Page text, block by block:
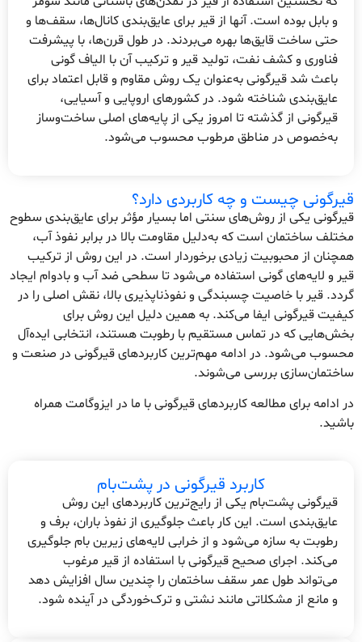
و بابل بوده است. آنها از قیر برای عایق‌بندی کانال‌ها، سقف‌ها و
حتی ساخت قایق‌ها بهره می‌بردند. در طول قرن‌ها، با پیشرفت
فناوری و کشف نفت، تولید قیر و ترکیب آن با الیاف گونی
باعث شد قیرگونی به‌عنوان یک روش مقاوم و قابل اعتماد برای
عایق‌بندی شناخته شود. در کشورهای اروپایی و آسیایی،
قیرگونی از گذشته تا امروز یکی از پایه‌های اصلی ساخت‌وساز
به‌خصوص در مناطق مرطوب محسوب می‌شود.
قیرگونی چیست و چه کاربردی دارد؟
قیرگونی یکی از روش‌های سنتی اما بسیار مؤثر برای عایق‌بندی سطوح
مختلف ساختمان است که به‌دلیل مقاومت بالا در برابر نفوذ آب،
همچنان از محبوبیت زیادی برخوردار است. در این روش از ترکیب
قیر و لایه‌های گونی استفاده می‌شود تا سطحی ضد آب و بادوام ایجاد
گردد. قیر با خاصیت چسبندگی و نفوذناپذیری بالا، نقش اصلی را در
کیفیت قیرگونی ایفا می‌کند. به همین دلیل این روش برای
بخش‌هایی که در تماس مستقیم با رطوبت هستند، انتخابی ایده‌آل
محسوب می‌شود. در ادامه مهم‌ترین کاربردهای قیرگونی در صنعت و
ساختمان‌سازی بررسی می‌شوند.
در ادامه برای مطالعه کاربردهای قیرگونی با ما در ایزوگامت همراه
باشید.
کاربرد قیرگونی در پشت‌بام
قیرگونی پشت‌بام یکی از رایج‌ترین کاربردهای این روش
عایق‌بندی است. این کار باعث جلوگیری از نفوذ باران، برف و
رطوبت به سازه می‌شود و از خرابی لایه‌های زیرین بام جلوگیری
می‌کند. اجرای صحیح قیرگونی با استفاده از قیر مرغوب
می‌تواند طول عمر سقف ساختمان را چندین سال افزایش دهد
و مانع از مشکلاتی مانند نشتی و ترک‌خوردگی در آینده شود.